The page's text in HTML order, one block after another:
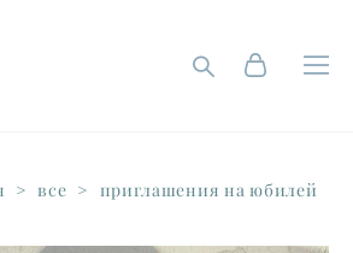
> все >
приглашения на юбилей